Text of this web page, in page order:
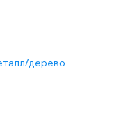
дерево